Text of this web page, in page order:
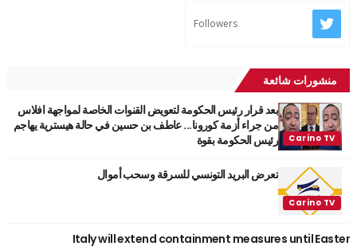
Followers
منشورات شائعة
بعد قرار رئيس الحكومة لتعويض القنوات الخاصة لمواجهة افلاس
من جراء أزمة كورونا... عاطف بن حسين في حالة هيسترية يهاجم
رئيس الحكومة بقوة
تعرض البريد التونسي للسرقة وسحب أموال
Italy will extend containment measures until Easter